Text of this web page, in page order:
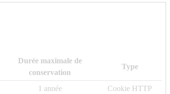
Durée maximale de
conservation
Type
1 année Cookie HTTP